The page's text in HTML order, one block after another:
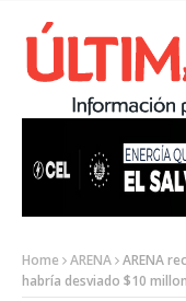
Home ARENA ARENA
habría desviado $10